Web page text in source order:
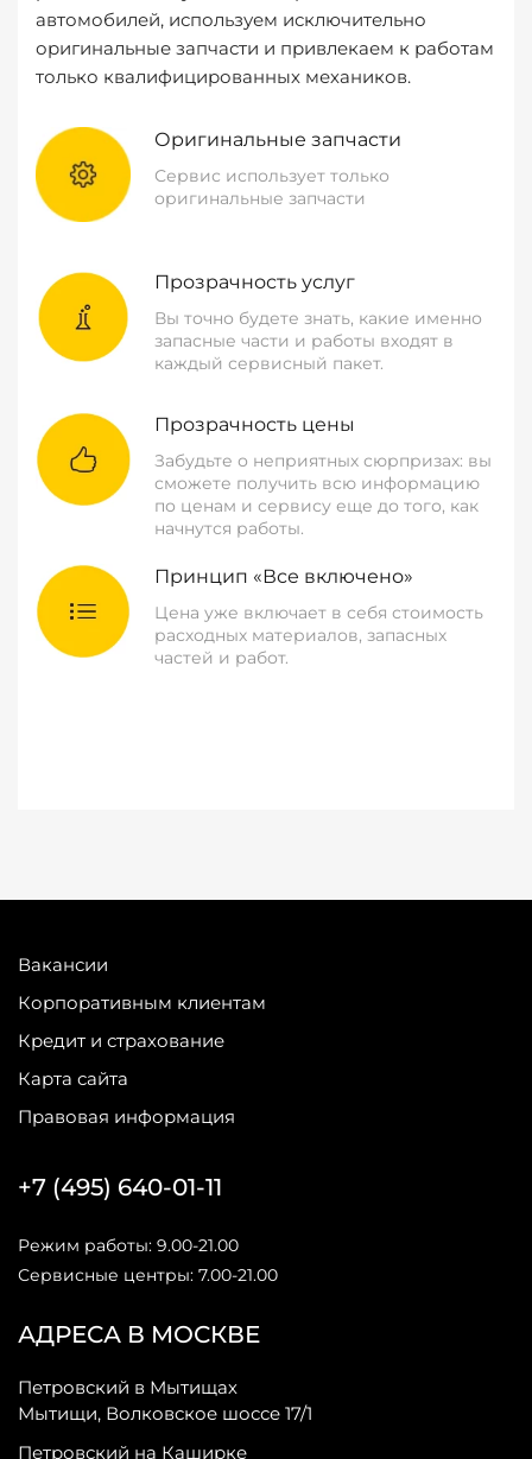
автомобилей, используем исключительно
оригинальные запчасти и привлекаем к работам
только квалифицированных механиков.
Оригинальные запчасти
Сервис использует только
оригинальные запчасти
Прозрачность услуг
Вы точно будете знать, какие именно
запасные части и работы входят в
каждый сервисный пакет.
Прозрачность цены
Забудьте о неприятных сюрпризах: вы
сможете получить всю информацию
по ценам и сервису еще до того, как
начнутся работы.
Принцип «Все включено»
Цена уже включает в себя стоимость
расходных материалов, запасных
частей и работ.
Вакансии
Корпоративным клиентам
Кредит и страхование
Карта сайта
Правовая информация
АДРЕСА В МОСКВЕ
Петровский в Мытищах
Мытищи, Волковское шоссе 17/1
Петровский на Каширке
+7 (495) 640-01-11
Режим работы: 9.00-21.00
Сервисные центры: 7.00-21.00